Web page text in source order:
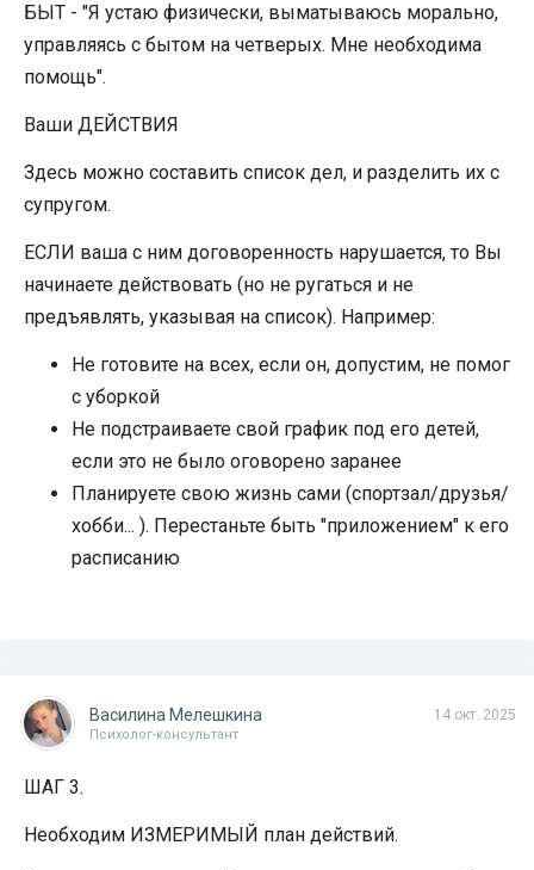
БЫТ - "Я устаю физически, выматываюсь морально,
управляясь с бытом на четверых. Мне необходима
помощь".
Ваши ДЕЙСТВИЯ
Здесь можно составить список дел, и разделить их с
супругом.
ЕСЛИ ваша с ним договоренность нарушается, то Вы
начинаете действовать (но не ругаться и не
предъявлять, указывая на список). Например:
Не готовите на всех, если он, допустим, не помог
с уборкой
Не подстраиваете свой график под его детей,
если это не было оговорено заранее
Планируете свою жизнь сами (спортзал/друзья/
хобби... ). Перестаньте быть "приложением" к его
расписанию
14 окт. 2025
Василина Мелешкина
Психолог-консультант
ШАГ 3.
Необходим ИЗМЕРИМЫЙ план действий.